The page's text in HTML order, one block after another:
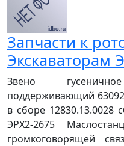
Запчасти к
Экскаваторам
Звено
поддерживающий
в сборе 12830.13.0028
ЭРХ2-2675
громкоговорящей